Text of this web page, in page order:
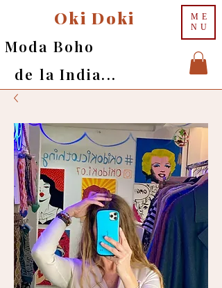
ME
NU
Oki Doki
Moda Boho
de la India...